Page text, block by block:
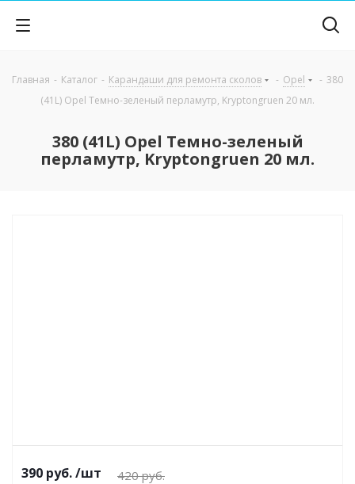
Главная - Каталог - Карандаши для ремонта сколов - Opel - 380
(41L) Opel Темно-зеленый перламутр, Kryptongruen 20 мл.
380 (41L) Opel Темно-зеленый
перламутр, Kryptongruen 20 мл.
390 руб./шт 420руб.